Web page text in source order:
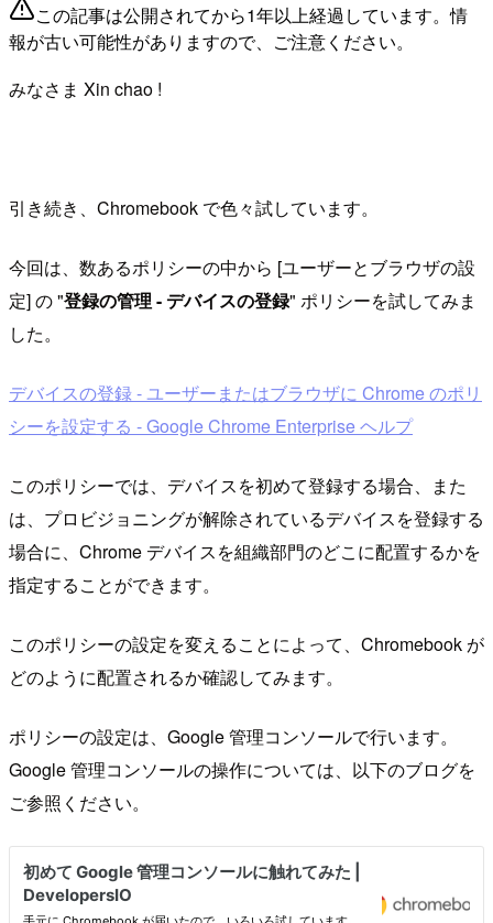
この記事は公開されてから1年以上経過しています。情
報が古い可能性がありますので、ご注意ください。
みなさま Xin chao !
引き続き、Chromebook で色々試しています。
今回は、数あるポリシーの中から [ユーザーとブラウザの設
定] の "登録の管理 - デバイスの登録" ポリシーを試してみま
した。
デバイスの登録 - ユーザーまたはブラウザに Chrome のポリ
シーを設定する - Google Chrome Enterprise ヘルプ
このポリシーでは、デバイスを初めて登録する場合、また
は、プロビジョニングが解除されているデバイスを登録する
場合に、Chrome デバイスを組織部門のどこに配置するかを
指定することができます。
このポリシーの設定を変えることによって、Chromebook が
どのように配置されるか確認してみます。
ポリシーの設定は、Google 管理コンソールで行います。
Google 管理コンソールの操作については、以下のブログを
ご参照ください。